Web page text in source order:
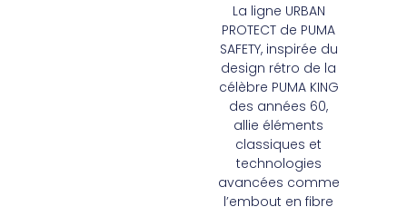
La ligne URBAN
PROTECT de PUMA
SAFETY, inspirée du
design rétro de la
célèbre PUMA KING
des années 60,
allie éléments
classiques et
technologies
avancées comme
l’embout en fibre